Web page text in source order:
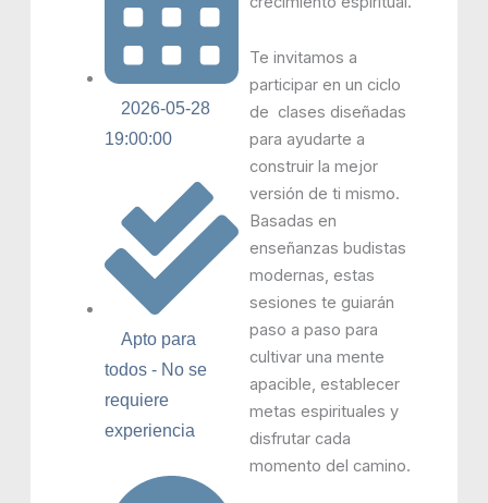
2026-05-28
19:00:00
Apto para
todos - No se
requiere
experiencia
Te invitamos a
participar en un ciclo
de clases diseñadas
para ayudarte a
construir la mejor
versión de ti mismo.
Basadas en
enseñanzas budistas
modernas, estas
sesiones te guiarán
paso a paso para
cultivar una mente
apacible, establecer
metas espirituales y
disfrutar cada
momento del camino.